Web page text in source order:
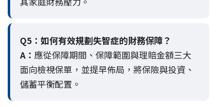
Q5： 如何有效規劃失智症的財務保障？
A： 應從保障期間、保障範圍與理賠金額三大
面向檢視保單，並提早佈局，將保險與投資、
儲蓄平衡配置。